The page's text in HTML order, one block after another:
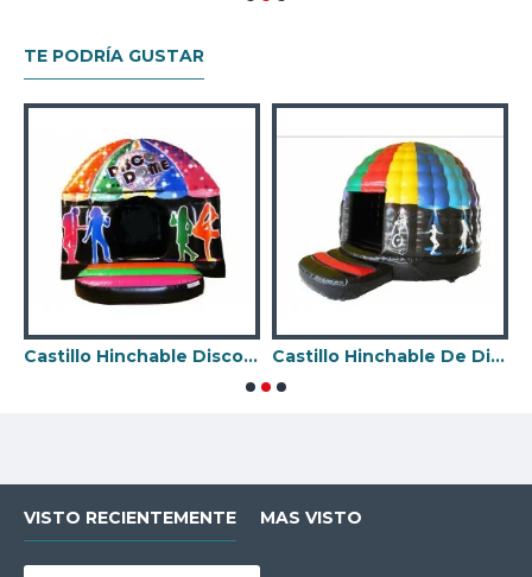
TE PODRÍA GUSTAR
Castillo Hinchable Disco Club Castillo Hinchable De Discoteca
VISTO RECIENTEMENTE MAS VISTO